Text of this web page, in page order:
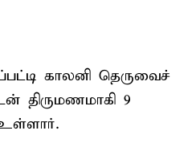
காலனி தெருவைச்
திருமணமாகி 9